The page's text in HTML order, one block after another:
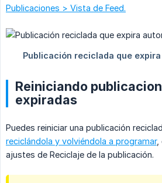
Publicaciones > Vista de Feed.
Reiniciando
expiradas
Puedes reiniciar una publicación
reciclándola y volviéndola a programar,
ajustes de Reciclaje de la publicación.